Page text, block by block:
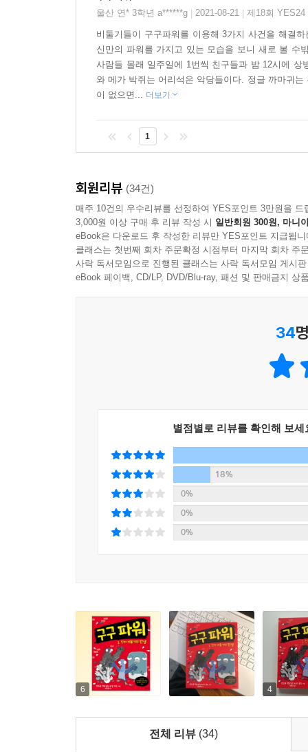
▶‘~다움’이라는 편견을 깨뜨리는 메시지
한가로운 농장에서 수탉, 토끼, 낙엽 더미 등 다
“비둘기라면 비둘기답게 행동해야지!” 하지만 록
거부하고 자신이 좋아하는 일을 특별한 능력으로
다움’의 편견을 넘어서 자신이 원하는 모습으로
▶자연 그리고 동식물과의 공존에 대해서 고민해
길거리에서 가장 흔하게 볼 수 있는 새는 비둘기
상상력으로 앞으로 인간이 자연 그리고 각종 동식
▶호주 출판계의 최대 잔치 호주출판업상(ABIA) ‘
호주출판업상(ABIA)은 250명 이상의 출판 관계자
이 책은 재미와 작품성을 동시에 만족시키며 2019
울산 연* 3학년 a******g
2021-08-21 제18회
비둘기들이 구구파워를 이용해 3가지 사건을 해결
신만의 파워를 가지고 있는 모습을 보니 새로 볼 수
사람들 몰래 일주일에 1번씩 친구들과 밤 12시에
와 메가 박쥐는 어리석은 악당들이다. 정글 까마귀
이 없으면... 더보기
1
회원리뷰 (34건)
매주 10건의 우수리뷰를 선정하여 YES포인트 3만원을 드
3,000원 이상 구매 후 리뷰 작성 시 일반회원 300원, 마니
eBook은 다운로드 후 작성한 리뷰만 YES포인트 지급됩니
클래스는 첫번째 회차 주문확정 시점부터 마지막 회차 주
사락 독서모임으로 진행된 클래스는 사락 독서모임 게시
eBook 페이백, CD/LP, DVD/Blu-ray, 패션 및 판매금지 상
34
별점별로 리뷰를 확인해 보세
18%
0%
0%
0%
6 4
전체 리뷰 (34)